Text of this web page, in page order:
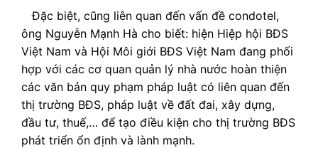
Đặc biệt, cũng liên quan đến vấn đề condotel,
ông Nguyễn Mạnh Hà cho biết: hiện Hiệp hội BĐS
Việt Nam và Hội Môi giới BĐS Việt Nam đang phối
hợp với các cơ quan quản lý nhà nước hoàn thiện
các văn bản quy phạm pháp luật có liên quan đến
thị trường BĐS, pháp luật về đất đai, xây dựng,
đầu tư, thuế,… để tạo điều kiện cho thị trường BĐS
phát triển ổn định và lành mạnh.